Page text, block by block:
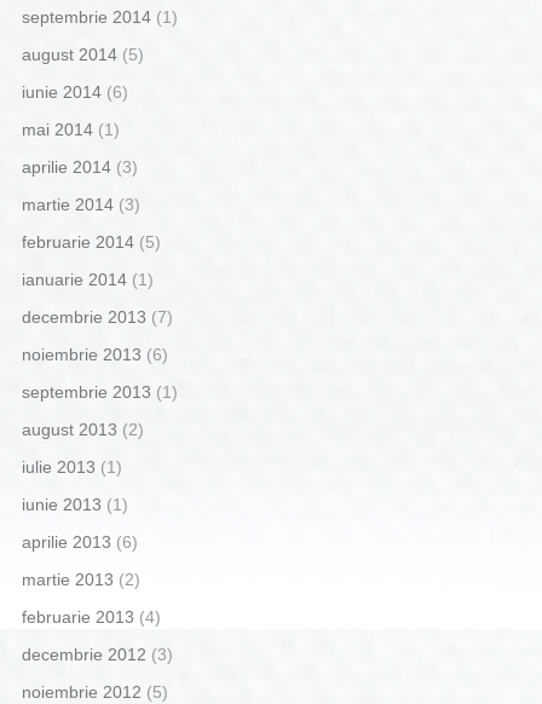
septembrie 2014(1)
august 2014(5)
iunie 2014(6)
mai 2014(1)
aprilie 2014(3)
martie 2014(3)
februarie 2014(5)
ianuarie 2014(1)
decembrie 2013 (7)
noiembrie 2013 (6)
septembrie 2013 (1)
august 2013 (2)
iulie 2013 (1)
iunie 2013 (1)
aprilie 2013 (6)
martie 2013 (2)
februarie 2013 (4)
decembrie 2012 (3)
noiembrie 2012 (5)